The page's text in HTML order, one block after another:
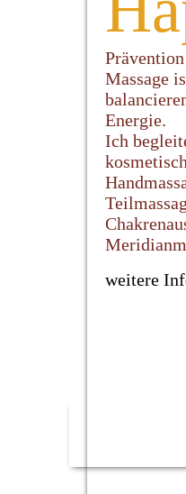
Massage
Energie.
Ich
weitere